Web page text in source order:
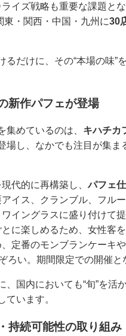
イズ戦略も重要な課題とな
・関西・中国・九州に30
るだけに、その“本場の味
新作パフェが登場
めているのは、 キハチカ
場し、なかでも注目が集ま
代的に再構築し、パフェ
イス、クランブル、フル
イングラスに盛り付けて
に楽しめるため、女性客を
定番のモンブランケーキ
ろい。期間限定での開催と
国内においても“旬”を活
ています。
持続可能性の取り組み